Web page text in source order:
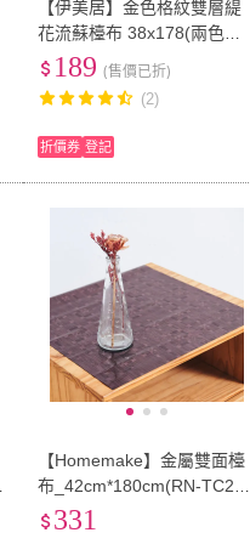
【伊美居】金色格紋雙層緹
花流蘇檯布 38x178(兩色可
選)189 (售價已折)
(2)
折價券 登記
【Homemake】金屬雙面檯
布_42cm*180cm(RN-TC218
-A041-C)
331